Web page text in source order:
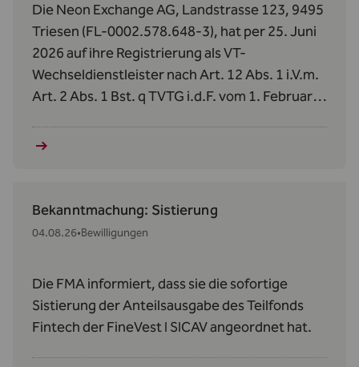
Die Neon Exchange AG, Landstrasse 123, 9495
Triesen (FL-0002.578.648-3), hat per 25. Juni
2026 auf ihre Registrierung als VT-
Wechseldienstleister nach Art. 12 Abs. 1 i.V.m.
Art. 2 Abs. 1 Bst. q TVTG i.d.F. vom 1. Februar
Bekanntmachung: Sistierung
04.08.26•Bewilligungen
Die FMA informiert, dass sie die sofortige
Sistierung der Anteilsausgabe des Teilfonds
Fintech der FineVest I SICAV angeordnet hat.